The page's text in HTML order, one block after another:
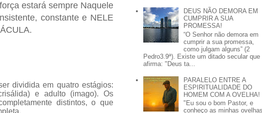
estará sempre Naquele
constante e NELE
dividida em quatro estágios:
e adulto (imago). Os
distintos, o que
DEUS NÃO DEMORA EM
CUMPRIR A SUA
PROMESSA!
“O Senhor não demora em
cumprir a sua promessa,
como julgam alguns” (2
Pedro3.9ª). Existe um ditado secular que
afirma: "Deus ta...
PARALELO ENTRE A
ESPIRITUALIDADE DO
HOMEM COM A OVELHA!
"Eu sou o bom Pastor, e
conheço as minhas